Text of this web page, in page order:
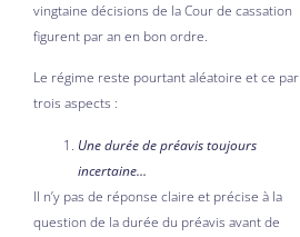
vingtaine décisions de la Cour de cassation
figurent par an en bon ordre.
Le régime reste pourtant aléatoire et ce par
trois aspects :
Une durée de préavis toujours
incertaine…
Il n’y pas de réponse claire et précise à la
question de la durée du préavis avant de